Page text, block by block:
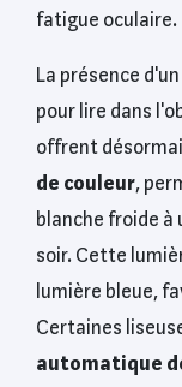
fatigue oculaire.
La présence
pour lire dans
offrent
de couleur,
blanche froide à
soir. Cette
lumière bleue,
Certaines
automatique